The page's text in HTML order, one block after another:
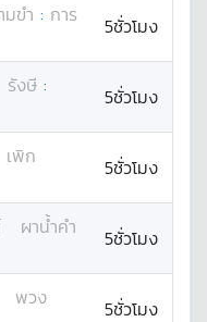
มขำ : การ
5ชั่วโมง
รังษี :
5ชั่วโมง
เพิก
5ชั่วโมง
ผาน้ำคำ
5ชั่วโมง
พวง
5ชั่วโมง